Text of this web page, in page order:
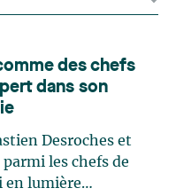
des chefs
dans son
Desroches et
les chefs de
en lumière